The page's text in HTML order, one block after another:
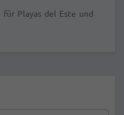
Playas del Este und